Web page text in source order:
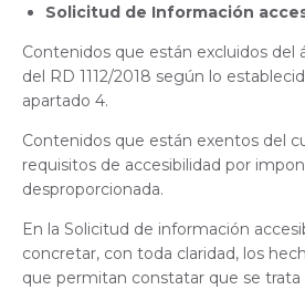
Solicitud de Información
Contenidos que están excluidos del
del RD 1112/2018 según lo
apartado 4.
Contenidos que están exentos del
requisitos de accesibilidad por
desproporcionada.
En la Solicitud de información
concretar, con toda claridad, los
que permitan constatar que se trata